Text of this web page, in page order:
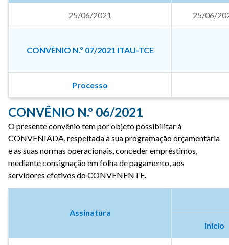
25/06/2021 25/06/
CONVÊNIO N.º 07/2021 ITAU-TCE
Processo
CONVÊNIO N.º 06/2021
O presente convênio tem por objeto possibilitar à
CONVENIADA, respeitada a sua programação orçamentária
e as suas normas operacionais, conceder empréstimos,
mediante consignação em folha de pagamento, aos
servidores efetivos do CONVENENTE.
Assinatura
Início